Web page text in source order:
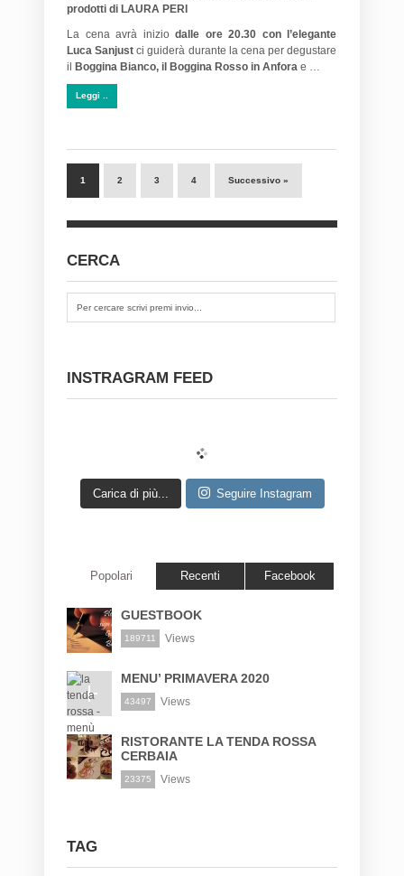
prodotti di LAURA PERI
La cena avrà inizio dalle ore 20.30 con l’elegante
Luca Sanjust ci guiderà durante la cena per degustare
il Boggina Bianco, il Boggina Rosso in Anfora e …
Leggi ..
1 2 3 4 Successivo »
CERCA
INSTRAGRAM FEED
Carica di più... Seguire Instagram
Popolari Recenti Facebook
GUESTBOOK
189711 Views
MENU’ PRIMAVERA 2020
43497 Views
RISTORANTE LA TENDA ROSSA
CERBAIA
23375 Views
TAG